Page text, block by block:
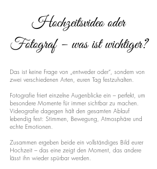
Hochzeitsvideo oder
Fotograf – was ist wichtiger?
Das ist keine Frage von „entweder oder“, sondern von
zwei verschiedenen Arten, euren Tag festzuhalten.
Fotografie friert einzelne Augenblicke ein – perfekt, um
besondere Momente für immer sichtbar zu machen.
Videografie dagegen hält den gesamten Ablauf
lebendig fest: Stimmen, Bewegung, Atmosphäre und
echte Emotionen.
Zusammen ergeben beide ein vollständiges Bild eurer
Hochzeit – das eine zeigt den Moment, das andere
lässt ihn wieder spürbar werden.